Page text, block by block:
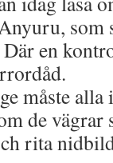
en
måste
de vägrar
rita